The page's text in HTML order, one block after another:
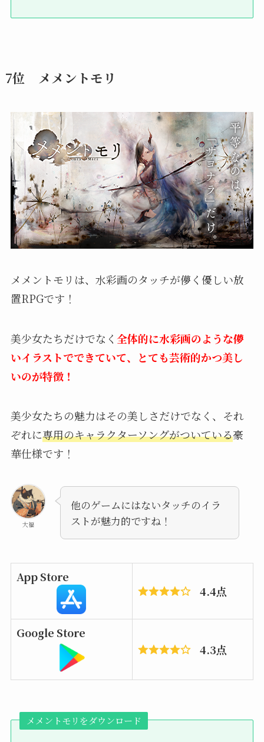
7位 メメントモリ
メメントモリは、水彩画のタッチが儚く優しい放
置RPGです！
美少女たちだけでなく 全体的に水彩画のような儚
いイラストでできていて、とても芸術的かつ美し
いのが特徴！
美少女たちの魅力はその美しさだけでなく、それ
ぞれに専用のキャラクターソングがついている豪
華仕様です！
大福
他のゲームにはないタッチのイラ
ストが魅力的ですね！
App Store
4.4点
Google Store
4.3点
メメントモリをダウンロード